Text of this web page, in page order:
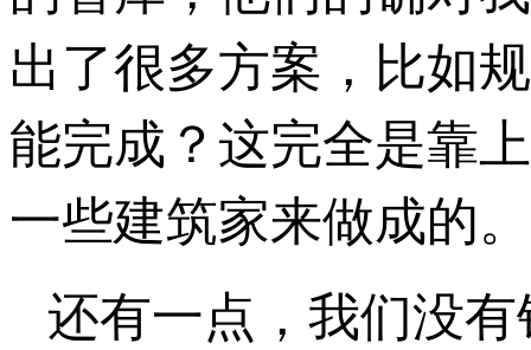
出了很多方案，比如
能完成？这完全是靠
一些建筑家来做成的
还有一点，我们没